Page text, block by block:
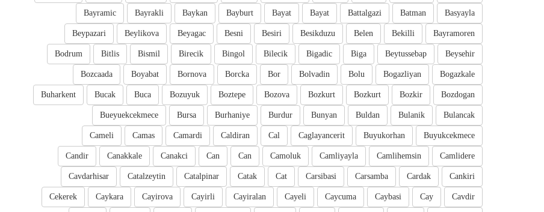
Basyayla
Batman
Battalgazi
Bayat
Bayat
Bayburt
Baykan
Bayrakli
Bayramic
Bayramoren
Bekilli
Belen
Besikduzu
Besiri
Besni
Beyagac
Beylikova
Beypazari
Beysehir
Beytussebap
Biga
Bigadic
Bilecik
Bingol
Birecik
Bismil
Bitlis
Bodrum
Bogazkale
Bogazliyan
Bolu
Bolvadin
Bor
Borcka
Bornova
Boyabat
Bozcaada
Bozdogan
Bozkir
Bozkurt
Bozkurt
Bozova
Boztepe
Bozuyuk
Buca
Bucak
Buharkent
Bulancak
Bulanik
Buldan
Bunyan
Burdur
Burhaniye
Bursa
Bueyuekcekmece
Buyukcekmece
Buyukorhan
Caglayancerit
Cal
Caldiran
Camardi
Camas
Cameli
Camlidere
Camlihemsin
Camliyayla
Camoluk
Can
Can
Canakci
Canakkale
Candir
Cankiri
Cardak
Carsamba
Carsibasi
Cat
Catak
Catalpinar
Catalzeytin
Cavdarhisar
Cavdir
Cay
Caybasi
Caycuma
Cayeli
Cayiralan
Cayirli
Cayirova
Caykara
Cekerek